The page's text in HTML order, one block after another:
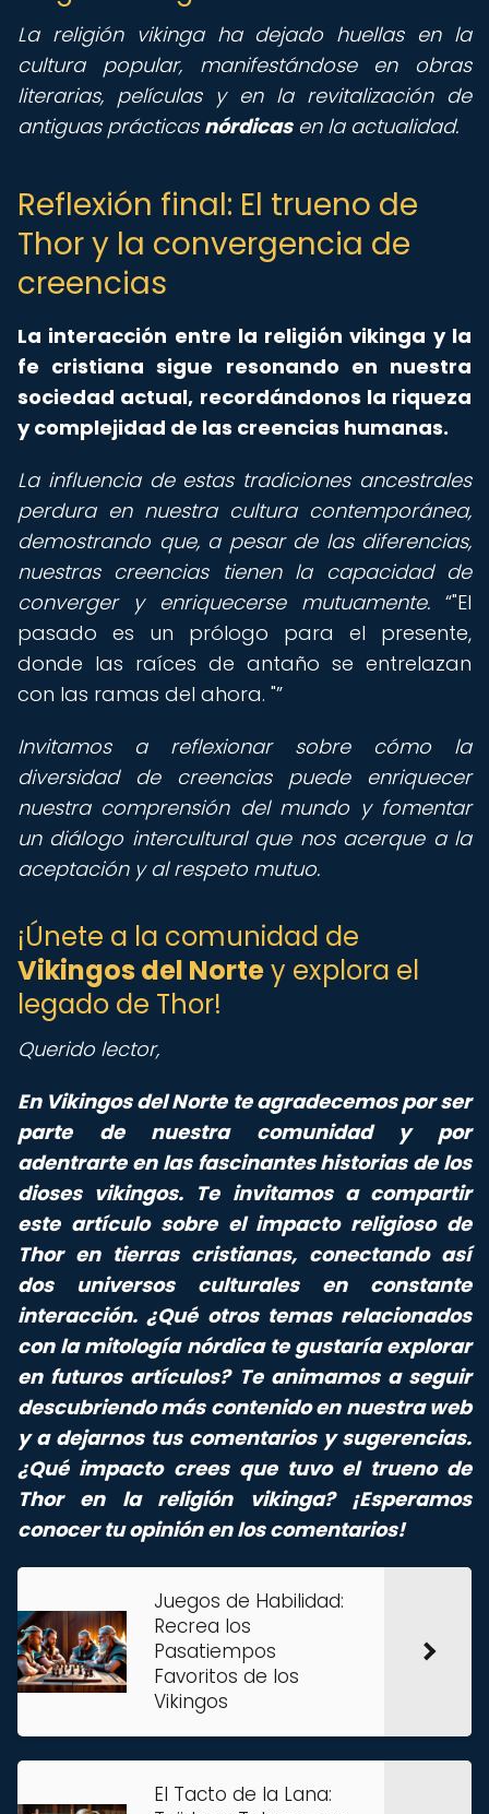
La religión vikinga ha dejado huellas en la
cultura popular, manifestándose en obras
literarias, películas y en la revitalización de
antiguas prácticas nórdicasen la actualidad.
Reflexión final: El trueno de
Thor y la convergencia de
creencias
La interacción entre la religión vikinga y la
fe cristiana sigue resonando en nuestra
sociedad actual, recordándonos la riqueza
y complejidad de las creencias humanas.
La influencia de estas tradiciones ancestrales
perdura en nuestra cultura contemporánea,
demostrando que, a pesar de las diferencias,
nuestras creencias tienen la capacidad de
converger y enriquecerse mutuamente.
"El
pasado es un prólogo para el presente,
donde las raíces de antaño se entrelazan
con las ramas del ahora. "
Invitamos a reflexionar sobre cómo la
diversidad de creencias puede enriquecer
nuestra comprensión del mundo y fomentar
un diálogo intercultural que nos acerque a la
aceptación y al respeto mutuo.
¡Únete a la comunidad de
Vikingos del Nortey explora el
legado de Thor!
Querido lector,
En Vikingos del Norte te agradecemos por ser
parte de nuestra comunidad y por
adentrarte en las fascinantes historias de los
dioses vikingos. Te invitamos a compartir
este artículo sobre el impacto religioso de
Thor en tierras cristianas, conectando así
dos universos culturales en constante
interacción. ¿Qué otros temas relacionados
con la mitología nórdica te gustaría explorar
en futuros artículos? Te animamos a seguir
descubriendo más contenido en nuestra web
y a dejarnos tus comentarios y sugerencias.
¿Qué impacto crees que tuvo el trueno de
Thor en la religión vikinga? ¡Esperamos
conocer tu opinión en los comentarios!
Juegos de Habilidad:
Recrea los
Pasatiempos
Favoritos de los
Vikingos
El Tacto de la Lana: